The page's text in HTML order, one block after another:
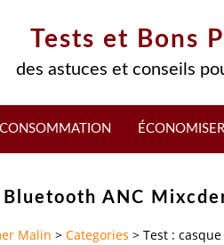
Tests et Bons
des astuces et conseils
CONSOMMATION ÉCONOMISER
Bluetooth ANC
Malin > Categories > Test :